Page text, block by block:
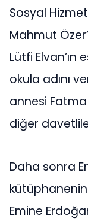
Sosyal
Mahmut
Lütfi
okula adını
annesi
diğer
Daha sonra
kütüphanenin
Emine